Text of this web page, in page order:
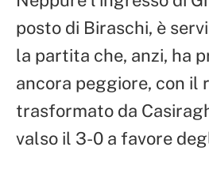
posto di Biraschi, è
la partita che, anzi, ha
ancora peggiore, con il
trasformato da
valso il 3-0 a favore